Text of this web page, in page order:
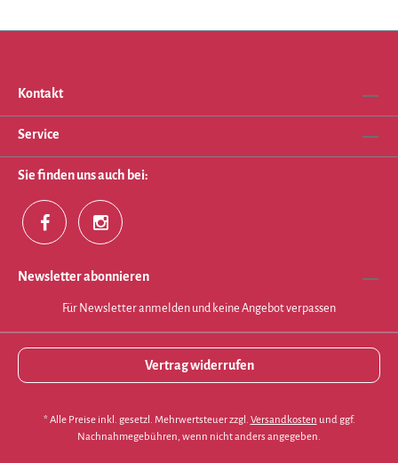
Kontakt
Service
Sie finden uns auch bei:
Newsletter abonnieren
Für Newsletter anmelden und keine Angebot verpassen
Vertrag widerrufen
* Alle Preise inkl. gesetzl. Mehrwertsteuer zzgl. Versandkosten und ggf.
Nachnahmegebühren, wenn nicht anders angegeben.